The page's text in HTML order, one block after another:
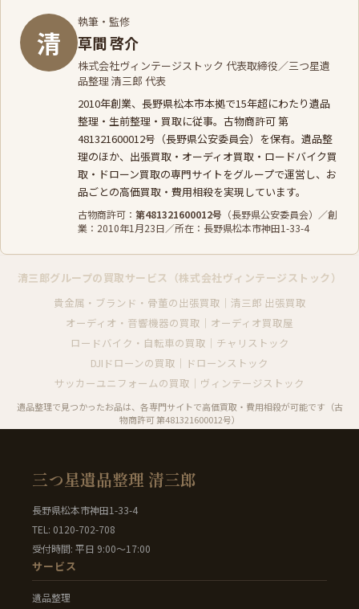
清
執筆・監修
草間 啓介
株式会社ヴィンテージストック 代表取締役／三つ星遺
品整理 清三郎 代表
2010年創業、長野県松本市本拠で15年超にわたり遺品
整理・生前整理・買取に従事。古物商許可 第
481321600012号（長野県公安委員会）を保有。遺品整
理のほか、 出張買取 ・ オーディオ買取 ・ ロードバイク買
取 ・ ドローン買取の専門サイトをグループで運営し、お
品ごとの高価買取・費用相殺を実現しています。
古物商許可： 第481321600012号 （長野県公安委員会）／創
業：2010年1月23日／所在：長野県松本市神田1-33-4
清三郎グループの買取サービス（株式会社ヴィンテージストック）
貴金属・ブランド・骨董の出張買取｜清三郎 出張買取
オーディオ・音響機器の買取｜オーディオ買取屋
ロードバイク・自転車の買取｜チャリストック
DJIドローンの買取｜ドローンストック
サッカーユニフォームの買取｜ヴィンテージストック
遺品整理で見つかったお品は、各専門サイトで高価買取・費用相殺が可能です（古
物商許可 第481321600012号）
三つ星遺品整理 清三郎
長野県松本市神田1-33-4
TEL: 0120-702-708
受付時間: 平日 9:00〜17:00
サービス
遺品整理